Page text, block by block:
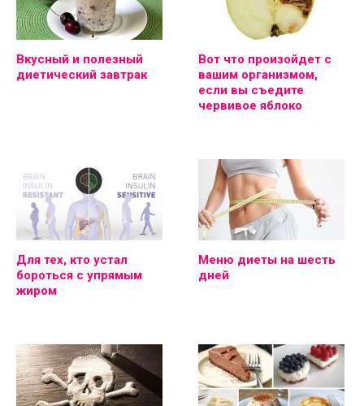
Вкусный и полезный
диетический завтрак
Вот что произойдет с
вашим организмом,
если вы съедите
червивое яблоко
Для тех, кто устал
бороться с упрямым
жиром
Меню диеты на шесть
дней